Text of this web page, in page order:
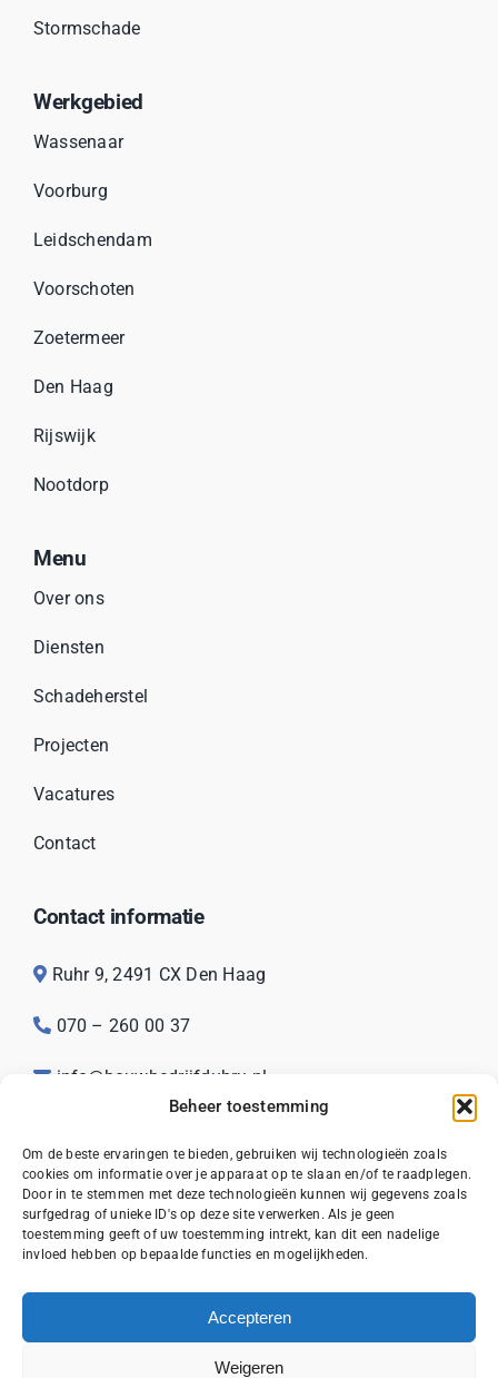
Beheer toestemming
Om de beste ervaringen te bieden, gebruiken wij technologieën zoals
cookies om informatie over je apparaat op te slaan en/of te raadplegen.
Door in te stemmen met deze technologieën kunnen wij gegevens zoals
surfgedrag of unieke ID's op deze site verwerken. Als je geen
toestemming geeft of uw toestemming intrekt, kan dit een nadelige
invloed hebben op bepaalde functies en mogelijkheden.
Accepteren
Weigeren
Stormschade
Werkgebied
Wassenaar
Voorburg
Leidschendam
Voorschoten
Zoetermeer
Den Haag
Rijswijk
Nootdorp
Menu
Over ons
Diensten
Schadeherstel
Projecten
Vacatures
Contact
Contact informatie
Ruhr 9, 2491 CX Den Haag
070 – 260 00 37
info@bouwbedrijfdubru.nl
© 2026Bouwbedrijf Dubru |Sitemap|Privacy
Algemene Voorwaarden